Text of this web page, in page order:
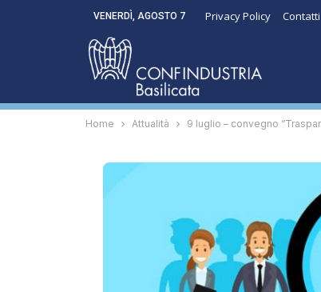
VENERDÌ, AGOSTO 7 Privacy Policy Contatti
Home Attualità 9 luglio – convegno